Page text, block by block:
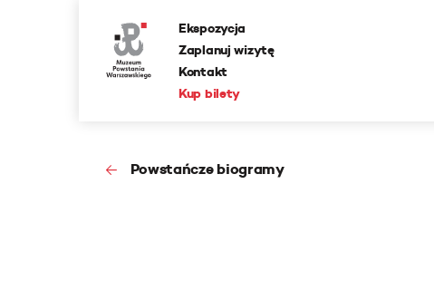
Ekspozycja
Zaplanuj wizytę
Kontakt
Kup bilety
Powstańcze biogramy